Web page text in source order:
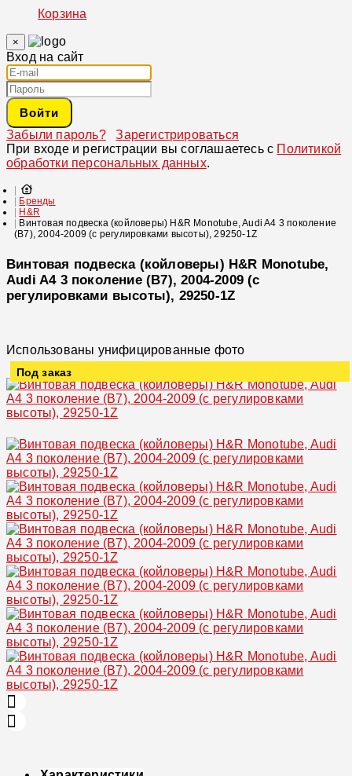
Корзина
×
Вход на сайт
Войти
Забыли пароль?
Зарегистрироваться
При входе и регистрации вы соглашаетесь с Политикой
обработки персональных данных.
Бренды
H&R
Винтовая подвеска (койловеры) H&R Monotube, Audi A4 3 поколение
(B7), 2004-2009 (с регулировками высоты), 29250-1Z
Винтовая подвеска (койловеры) H&R Monotube,
Audi A4 3 поколение (B7), 2004-2009 (с
регулировками высоты), 29250-1Z
Использованы унифицированные фото
Под заказ